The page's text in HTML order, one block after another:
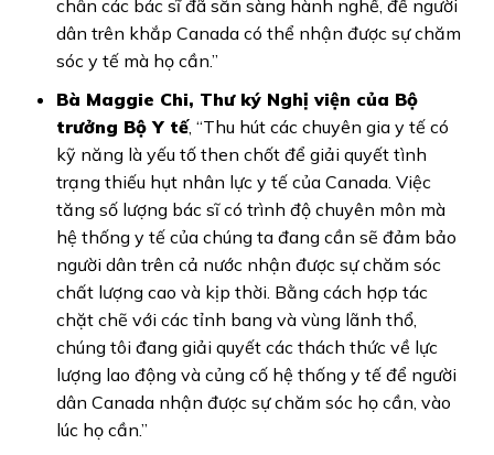
chân các bác sĩ đã sẵn sàng hành nghề, để người
dân trên khắp Canada có thể nhận được sự chăm
sóc y tế mà họ cần.”
Bà Maggie Chi, Thư ký Nghị viện của Bộ
trưởng Bộ Y tế, “Thu hút các chuyên gia y tế có
kỹ năng là yếu tố then chốt để giải quyết tình
trạng thiếu hụt nhân lực y tế của Canada. Việc
tăng số lượng bác sĩ có trình độ chuyên môn mà
hệ thống y tế của chúng ta đang cần sẽ đảm bảo
người dân trên cả nước nhận được sự chăm sóc
chất lượng cao và kịp thời. Bằng cách hợp tác
chặt chẽ với các tỉnh bang và vùng lãnh thổ,
chúng tôi đang giải quyết các thách thức về lực
lượng lao động và củng cố hệ thống y tế để người
dân Canada nhận được sự chăm sóc họ cần, vào
lúc họ cần.”